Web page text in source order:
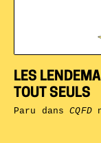
LES
TOUT SEULS
Paru dansCQFD